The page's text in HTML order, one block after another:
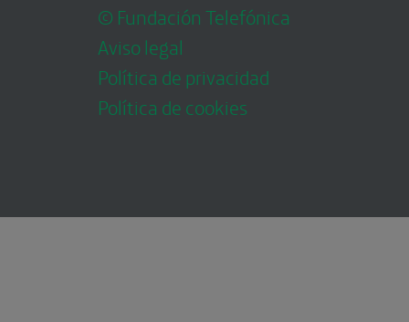
© Fundación Telefónica
Aviso legal
Política de privacidad
Política de cookies